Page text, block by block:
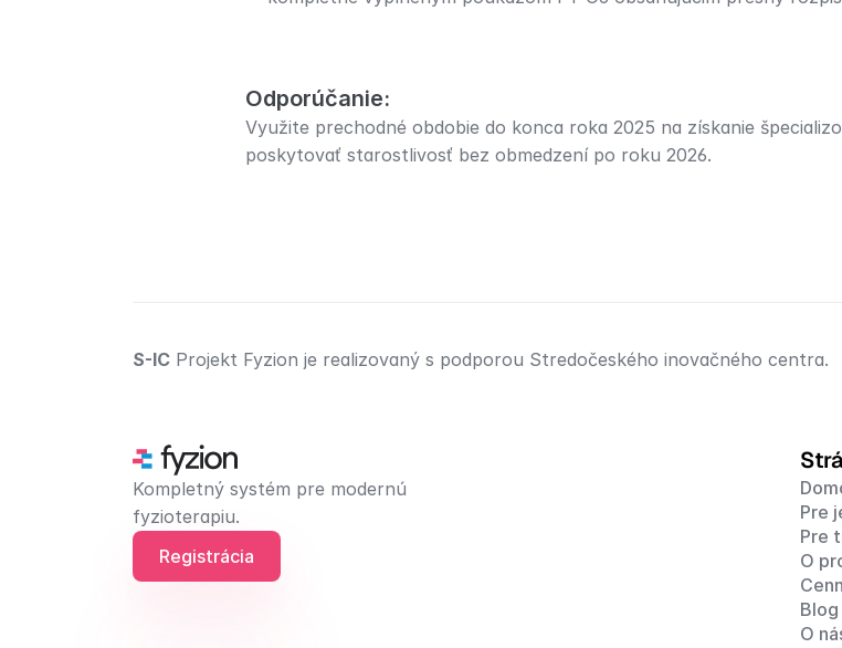
Odporúčanie:
Využite prechodné obdobie do konca roka 2025 na získanie
poskytovať starostlivosť bez obmedzení po roku 2026.
S-IC Projekt Fyzion je realizovaný s podporou Stredočeského inovačného centra.
Kompletný systém pre modernú
fyzioterapiu.
Registrácia
Pre
Pre
O
Blog
O